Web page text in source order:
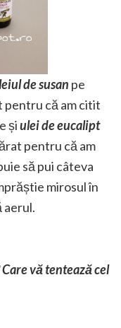
de susan pe
pentru că am citit
șiulei de eucalipt
pentru că am
să pui câteva
mirosul în
aerul.
vă tentează cel